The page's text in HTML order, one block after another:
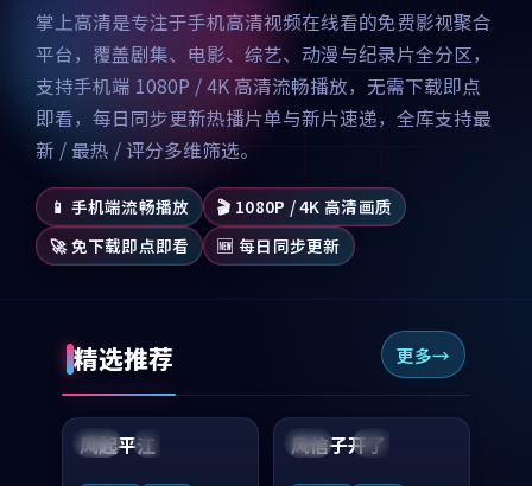
掌上高清是专注于手机高清视频在线看的免费影视聚合
平台，覆盖剧集、电影、综艺、动漫与纪录片全分区，
支持手机端 1080P / 4K 高清流畅播放，无需下载即点
即看，每日同步更新热播片单与新片速递，全库支持最
新 / 最热 / 评分多维筛选。
📱 手机端流畅播放
🎬 1080P / 4K 高清画质
🚀 免下载即点即看
🆕 每日同步更新
精选推荐 更多
美国 完结
99:07
风起平江 法国 4K
99:21
风信子开了